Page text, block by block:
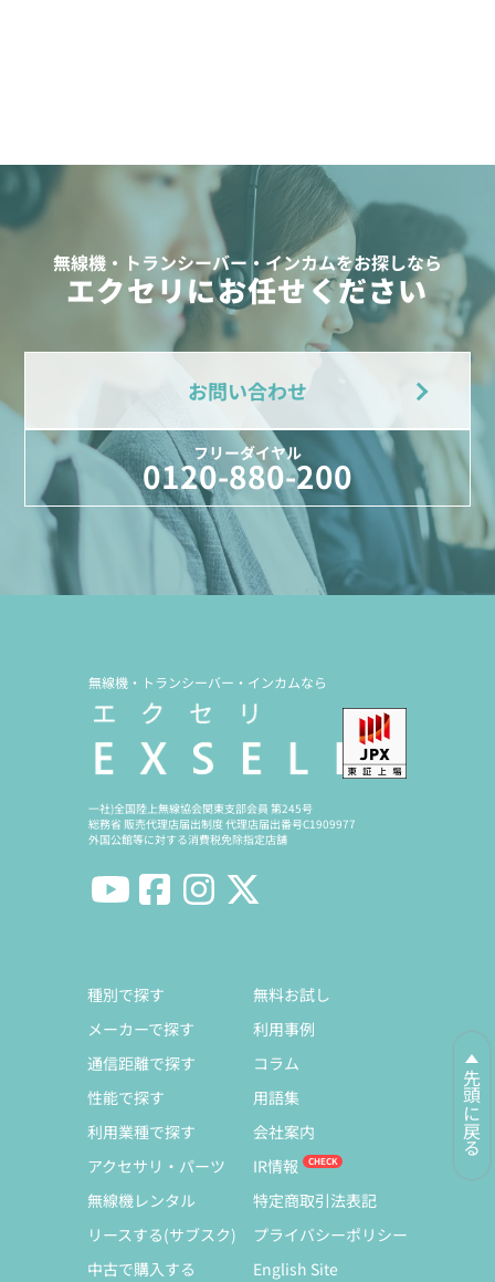
無線機・トランシーバー・インカムをお探しなら
エクセリにお任せください
お問い合わせ
フリーダイヤル
0120-880-200
先頭に戻る
無線機・トランシーバー・インカムなら
一社)全国陸上無線協会関東支部会員 第245号
総務省 販売代理店届出制度 代理店届出番号C1909977
外国公館等に対する消費税免除指定店舗
種別で探す
メーカーで探す
通信距離で探す
性能で探す
利用業種で探す
アクセサリ・パーツ
無線機レンタル
リースする(サブスク)
中古で購入する
無料お試し
利用事例
コラム
用語集
会社案内
IR情報
特定商取引法表記
プライバシーポリシー
English Site